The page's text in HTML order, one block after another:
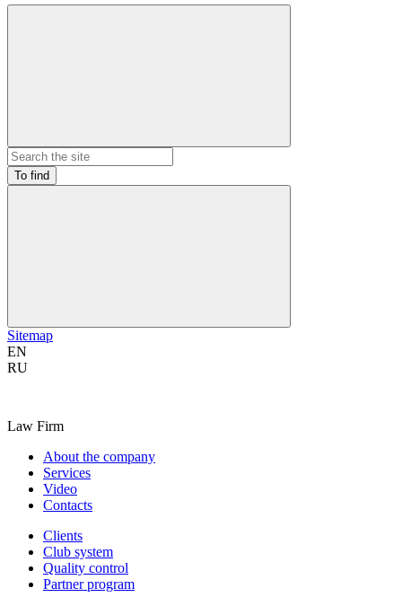
To find
Sitemap
EN
RU
Law Firm
About the company
Services
Video
Contacts
Clients
Club system
Quality control
Partner program